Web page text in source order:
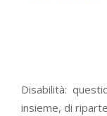
Disabilità:
insieme, di